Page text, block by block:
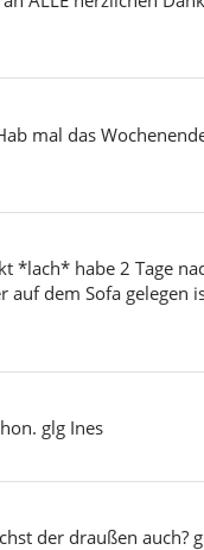
mal das
*lach* habe 2 Tage
dem Sofa gelegen
glg Ines
der draußen auch?